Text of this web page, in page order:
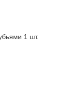
1 шт.